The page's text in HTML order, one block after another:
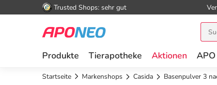
Trusted Shops: sehr gut
Produkte Tierapotheke Aktionen
Startseite Markenshops Casida Basenpulver 3